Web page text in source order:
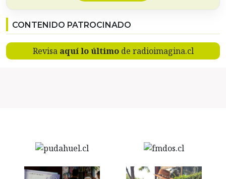
CONTENIDO PATROCINADO
Revisa aquí lo últimode radioimagina.cl